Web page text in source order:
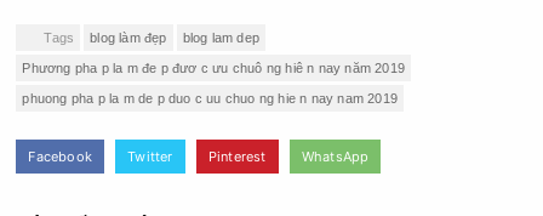
Tags blog làm đẹp blog lam dep
Phương pha p la m đe p đươ c ưu chuô ng hiê n nay năm 2019
phuong pha p la m de p duo c uu chuo ng hie n nay nam 2019
Facebook Twitter Pinterest WhatsApp